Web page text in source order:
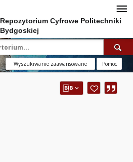
Repozytorium Cyfrowe Politechniki
Bydgoskiej
Wyszukiwanie zaawansowane Pomoc